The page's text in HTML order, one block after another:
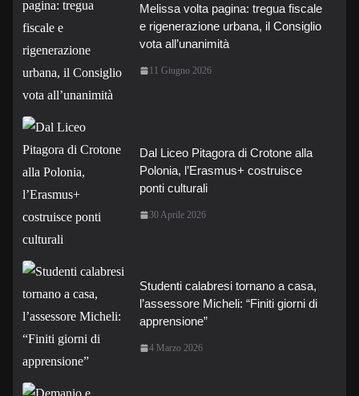
Melissa volta pagina: tregua fiscale
e rigenerazione urbana, il Consiglio
vota all’unanimità
11 Giugno 2026
Dal Liceo Pitagora di Crotone alla
Polonia, l’Erasmus+ costruisce
ponti culturali
30 Aprile 2026
Studenti calabresi tornano a casa,
l’assessore Micheli: “Finiti giorni di
apprensione”
4 Marzo 2026